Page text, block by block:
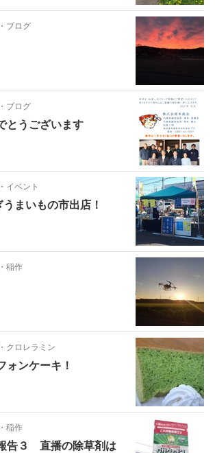
・ ブログ
・ ブログ
とうございます
・ イベント
まいもの市出店！
・ 稲作
・ クロレラミン
ォンケーキ！
・ 稲作
告３ 直播の除草剤は